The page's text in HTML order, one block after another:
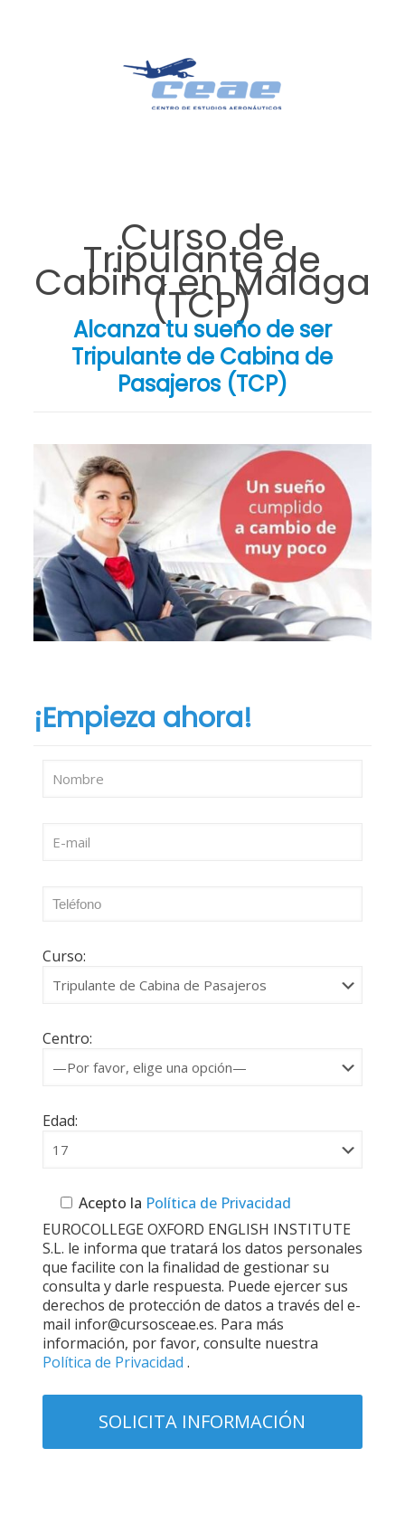
Curso de
Tripulante de
Cabina en Málaga
(TCP)
Alcanza tu sueño de ser
Tripulante de Cabina de
Pasajeros (TCP)
¡Empieza ahora!
Curso:
Centro:
Edad:
Acepto la Política de Privacidad
EUROCOLLEGE OXFORD ENGLISH INSTITUTE
S.L. le informa que tratará los datos personales
que facilite con la finalidad de gestionar su
consulta y darle respuesta. Puede ejercer sus
derechos de protección de datos a través del e-
mail infor@cursosceae.es. Para más
información, por favor, consulte nuestra
Política de Privacidad .